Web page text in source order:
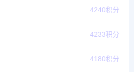
4240积分
4233积分
4180积分